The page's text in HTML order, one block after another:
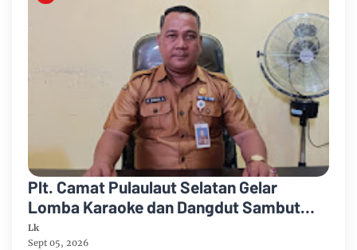
Plt. Camat Pulaulaut Selatan Gelar
Lomba Karaoke dan Dangdut Sambut
HUT ke-81 Proklamasi RI
Lk
Sept 05, 2026